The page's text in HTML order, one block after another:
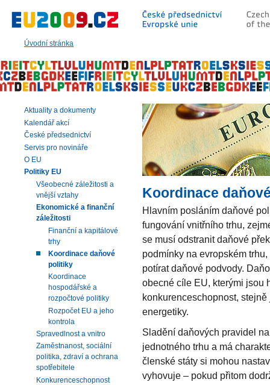
Úvodní stránka
hlavní
|
navigaci
|
vyhledávání
Koordinace
Hlavním posláním daňové
fungování vnitřního trhu,
se musí odstranit daňové
podmínky na evropském
potírat daňové podvody.
obecné cíle EU, kterými jsou
konkurenceschopnost,
energetiky.
Sladění daňových pravidel
jednotného trhu a má
členské státy si mohou
vyhovuje – pokud přitom
Aktuality a dokumenty
Kalendář akcí
České předsednictví
Servis pro novináře
O EU
Politiky EU
Všeobecné záležitosti a
vnější vztahy
Ekonomické a finanční
záležitosti
Finanční a kapitálové
trhy
Koordinace daňové
politiky
Koordinace
hospodářské a
rozpočtové politiky
Rozpočet EU a jeho
kontrola
Spravedlnost a vnitro
Zaměstnanost, sociální
politika, zdraví a ochrana
spotřebitele
Konkurenceschopnost